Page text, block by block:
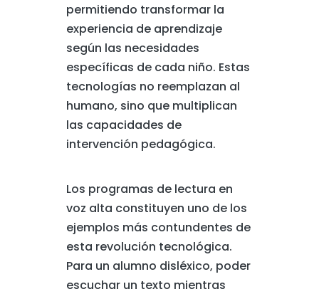
permitiendo transformar la
experiencia de aprendizaje
según las necesidades
específicas de cada niño. Estas
tecnologías no reemplazan al
humano, sino que multiplican
las capacidades de
intervención pedagógica.
Los programas de lectura en
voz alta constituyen uno de los
ejemplos más contundentes de
esta revolución tecnológica.
Para un alumno disléxico, poder
escuchar un texto mientras